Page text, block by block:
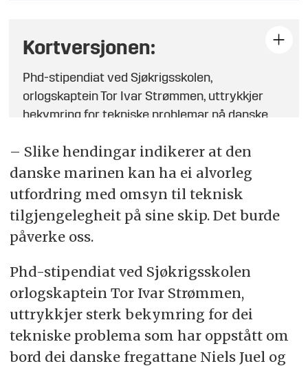
Kortversjonen:
Phd-stipendiat ved Sjøkrigsskolen,
orlogskaptein Tor Ivar Strømmen, uttrykkjer
bekymring for tekniske problemar på danske
Strømmen peiker på svakheiter i vernebuinga
og vedlikehald, og åtvarar om at liknande
situasjonar kan oppstå i Noreg.
intelligens, men gjennomlest av en journalist.
– Slike hendingar indikerer at den
danske marinen kan ha ei alvorleg
utfordring med omsyn til teknisk
tilgjengelegheit på sine skip. Det burde
påverke oss.
Phd-stipendiat ved Sjøkrigsskolen
orlogskaptein Tor Ivar Strømmen,
uttrykkjer sterk bekymring for dei
tekniske problema som har oppstått om
bord dei danske fregattane Niels Juel og